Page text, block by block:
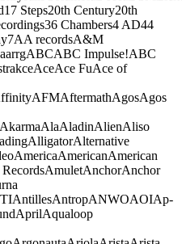
17 Steps20th Century20th
36 Chambers4 AD44
7AA recordsA&M
ABCABC Impulse!ABC
AceAce FuAce of
AFMAftermathAgosAgos
AkarmaAlaAladinAlienAliso
AlligatorAlternative
AmericaAmericanAmerican
AmuletAnchorAnchor
AntillesAntropANWOAOIAp-
AprilAqualoop